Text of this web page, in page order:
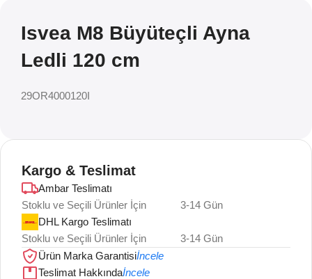
Isvea M8 Büyüteçli Ayna
Ledli 120 cm
29OR4000120I
Kargo & Teslimat
Ambar Teslimatı
Stoklu ve Seçili Ürünler İçin
3-14 Gün
DHL Kargo Teslimatı
Stoklu ve Seçili Ürünler İçin
3-14 Gün
Ürün Marka Garantisiİncele
Teslimat Hakkındaİncele